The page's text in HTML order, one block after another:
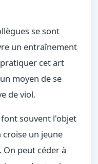
se sont
un entraînement
cet art
moyen de se
de viol.
souvent l'objet
un jeune
peut céder à